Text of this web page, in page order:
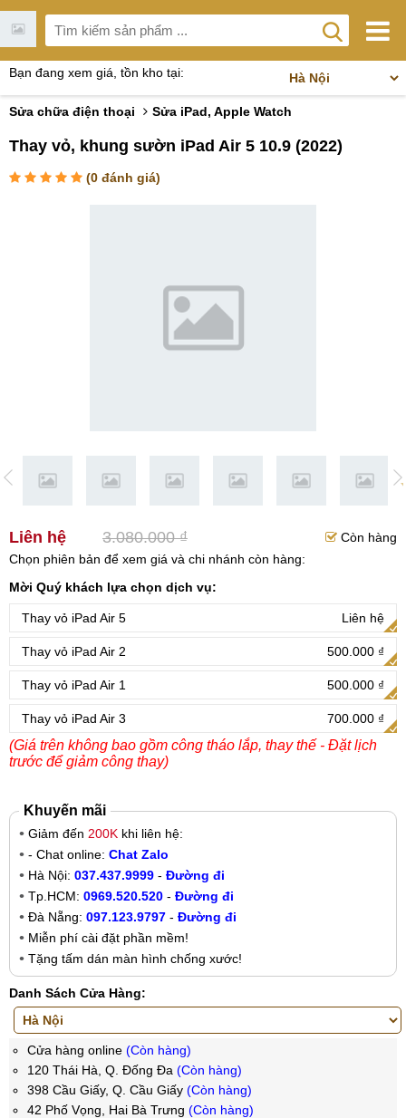
Bạn đang xem giá, tồn kho tại:
Sửa chữa điện thoại Sửa iPad, Apple Watch
Thay vỏ, khung sườn iPad Air 5 10.9 (2022)
(0 đánh giá)
Liên hệ 3.080.000 ₫
Còn hàng
Chọn phiên bản để xem giá và chi nhánh còn hàng:
Mời Quý khách lựa chọn dịch vụ:
Thay vỏ iPad Air 5 Liên hệ
Thay vỏ iPad Air 2 500.000 ₫
Thay vỏ iPad Air 1 500.000 ₫
Thay vỏ iPad Air 3 700.000 ₫
(Giá trên không bao gồm công tháo lắp, thay thế - Đặt lịch
trước để giảm công thay)
Khuyến mãi
Giảm đến 200K khi liên hệ:
- Chat online: Chat Zalo
Hà Nội: 037.437.9999 - Đường đi
Tp.HCM: 0969.520.520 - Đường đi
Đà Nẵng: 097.123.9797 - Đường đi
Miễn phí cài đặt phần mềm!
Tặng tấm dán màn hình chống xước!
Danh Sách Cửa Hàng:
Cửa hàng online (Còn hàng)
120 Thái Hà, Q. Đống Đa (Còn hàng)
398 Cầu Giấy, Q. Cầu Giấy (Còn hàng)
42 Phố Vọng, Hai Bà Trưng (Còn hàng)